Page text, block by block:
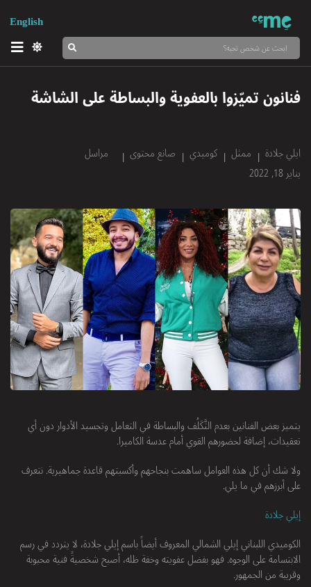
English
فنانون تميّزوا بالعفوية والبساطة على الشاشة
ايلي جلادة ممثل كوميدي صانع محتوى
مراسل
يناير 18, 2022
يتميز بعض الفنانين بعدم التَّكَلُف والبساطة في التعامل وتجسيد الأدوار دون أي
تعقيدات، إضافة لحضورهم القوي أمام عدسة الكاميرا.
ولا شك أن كل هذه العوامل ساهمت بنجاحهم وأكسبتهم قاعدة جماهيرية. نتعرف
على أبرزهم في ما يلي.
إيلي جلادة
الكوميدي اللبناني إيلي الشمالي المعروف أيضاً باسم إيلي جلادة، لا يتردد في رسم
الابتسامة على الوجوه. فهو بفضل عفويته وخفة ظله، أصبح شخصيةً فنية محبوبة
وقريبة من الجمهور.